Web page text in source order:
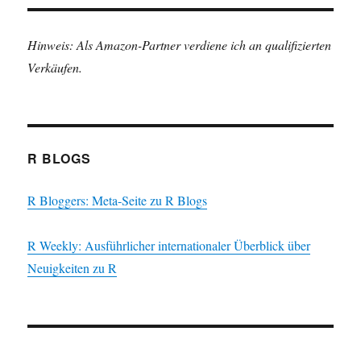
Hinweis: Als Amazon-Partner verdiene ich an qualifizierten
Verkäufen.
R BLOGS
R Bloggers: Meta-Seite zu R Blogs
R Weekly: Ausführlicher internationaler Überblick über
Neuigkeiten zu R